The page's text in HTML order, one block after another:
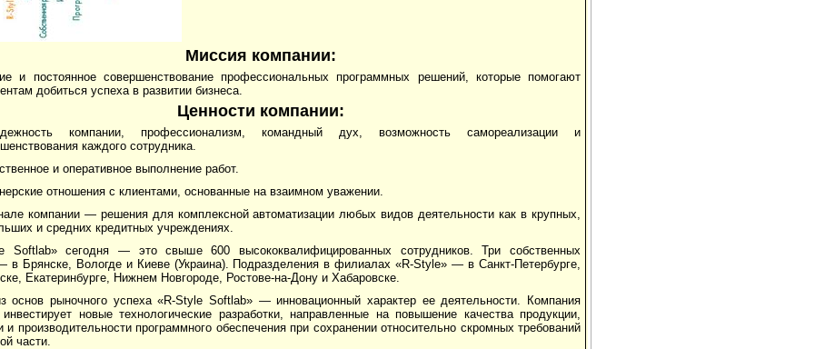
Миссия компании:
и постоянное совершенствование профессиональных программных решений, которые помогают
добиться успеха в развитии бизнеса.
Ценности компании:
компании, профессионализм, командный дух, возможность самореализации и
каждого сотрудника.
и оперативное выполнение работ.
отношения с клиентами, основанные на взаимном уважении.
компании — решения для комплексной автоматизации любых видов деятельности как в крупных,
и средних кредитных учреждениях.
Softlab» сегодня — это свыше 600 высококвалифицированных сотрудников. Три собственных
Брянске, Вологде и Киеве (Украина). Подразделения в филиалах «R-Style» — в Санкт-Петербурге,
Екатеринбурге, Нижнем Новгороде, Ростове-на-Дону и Хабаровске.
основ рыночного успеха «R-Style Softlab» — инновационный характер ее деятельности. Компания
инвестирует новые технологические разработки, направленные на повышение качества продукции,
и производительности программного обеспечения при сохранении относительно скромных требований
части.